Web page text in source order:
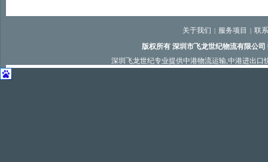
关于我们 | 服务项目 | 联
版权所有 深圳市飞龙世纪物流有限公司
深圳飞龙世纪专业提供中港物流运输,中港进出口